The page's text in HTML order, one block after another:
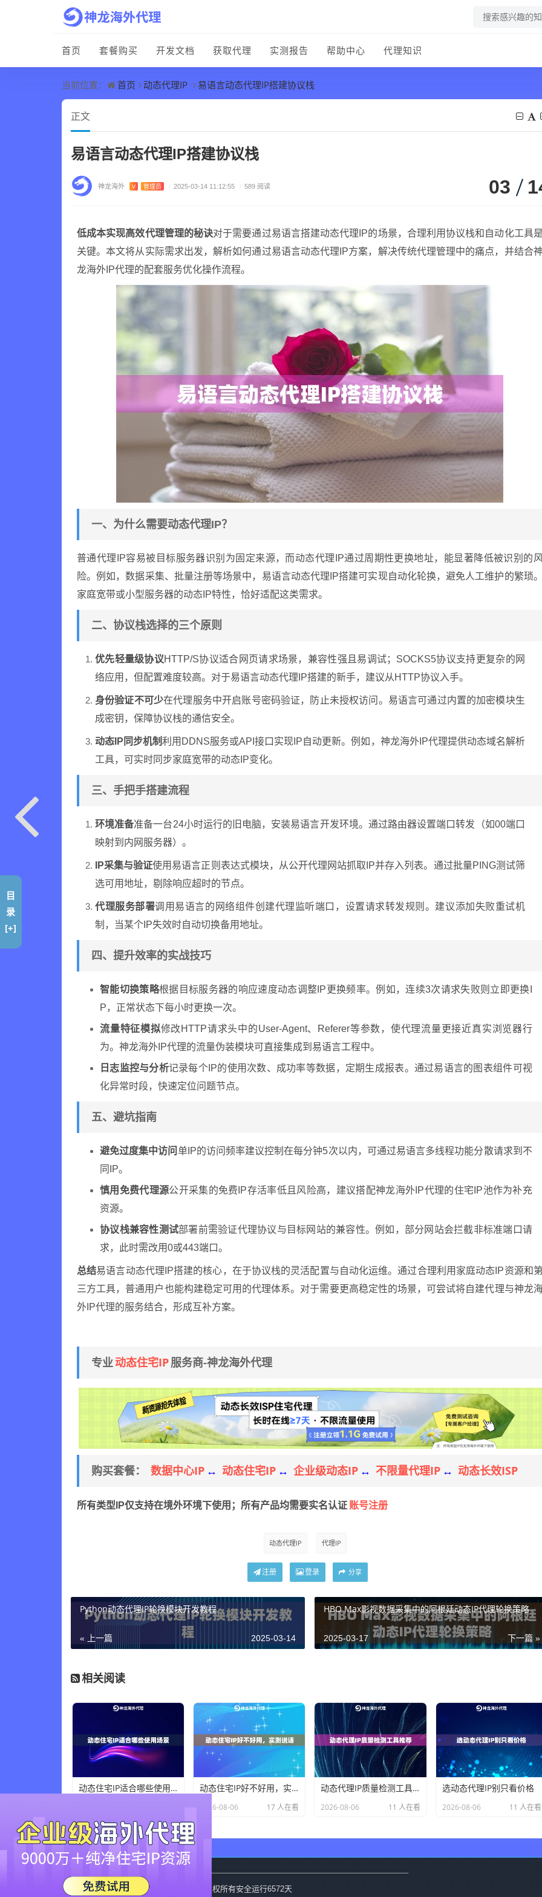
首页 套餐购买 开发文档 获取代理 实测报告 帮助中心 代理知识
当前位置： 首页 动态代理IP 易语言动态代理IP搭建协议栈
正文
易语言动态代理IP搭建协议栈
神龙海外 V 管理员 / 2025-03-14 11:12:55 / 589 阅读 03
低成本实现高效代理管理的秘诀对于需要通过易语言搭建动态代理IP的场景，合理利用协议栈和自动化工具
关键。本文将从实际需求出发，解析如何通过易语言动态代理IP方案，解决传统代理管理中的痛点，并结合
龙海外IP代理的配套服务优化操作流程。
一、为什么需要动态代理IP？
普通代理IP容易被目标服务器识别为固定来源，而动态代理IP通过周期性更换地址，能显著降低被识别的
险。例如，数据采集、批量注册等场景中，易语言动态代理IP搭建可实现自动化轮换，避免人工维护的繁琐
家庭宽带或小型服务器的动态IP特性，恰好适配这类需求。
二、协议栈选择的三个原则
优先轻量级协议HTTP/S协议适合网页请求场景，兼容性强且易调试；SOCKS5协议支持更复杂的网
络应用，但配置难度较高。对于易语言动态代理IP搭建的新手，建议从HTTP协议入手。
身份验证不可少在代理服务中开启账号密码验证，防止未授权访问。易语言可通过内置的加密模块生
成密钥，保障协议栈的通信安全。
动态IP同步机制利用DDNS服务或API接口实现IP自动更新。例如，神龙海外IP代理提供动态域名解析
工具，可实时同步家庭宽带的动态IP变化。
三、手把手搭建流程
环境准备准备一台24小时运行的旧电脑，安装易语言开发环境。通过路由器设置端口转发（如00端口
映射到内网服务器）。
IP采集与验证使用易语言正则表达式模块，从公开代理网站抓取IP并存入列表。通过批量PING测试筛
选可用地址，剔除响应超时的节点。
代理服务部署调用易语言的网络组件创建代理监听端口，设置请求转发规则。建议添加失败重试机
制，当某个IP失效时自动切换备用地址。
四、提升效率的实战技巧
智能切换策略根据目标服务器的响应速度动态调整IP更换频率。例如，连续3次请求失败则立即更换I
P，正常状态下每小时更换一次。
流量特征模拟修改HTTP请求头中的User-Agent、Referer等参数，使代理流量更接近真实浏览器行
为。神龙海外IP代理的流量伪装模块可直接集成到易语言工程中。
日志监控与分析记录每个IP的使用次数、成功率等数据，定期生成报表。通过易语言的图表组件可视
化异常时段，快速定位问题节点。
五、避坑指南
避免过度集中访问 单IP的访问频率建议控制在每分钟5次以内，可通过易语言多线程功能分散请求到不
同IP。
慎用免费代理源公开采集的免费IP存活率低且风险高，建议搭配神龙海外IP代理的住宅IP池作为补充
资源。
协议栈兼容性测试部署前需验证代理协议与目标网站的兼容性。例如，部分网站会拦截非标准端口请
求，此时需改用0或443端口。
总结易语言动态代理IP搭建的核心，在于协议栈的灵活配置与自动化运维。通过合理利用家庭动态IP资源和
三方工具，普通用户也能构建稳定可用的代理体系。对于需要更高稳定性的场景，可尝试将自建代理与神龙
外IP代理的服务结合，形成互补方案。
专业 动态住宅IP 服务商-神龙海外代理
购买套餐： 数据中心IP ↔ 动态住宅IP ↔ 企业级动态IP ↔ 不限量代理IP ↔ 动态长效ISP
所有类型IP仅支持在境外环境下使用；所有产品均需要实名认证账号注册
动态代理IP 代理IP
注册 登录 分享
Python动态代理IP轮换模块开发教程
« 上一篇 2025-03-14
HBO Max影视数据采集中的阿根廷动态IP代理轮换策略
下一篇 »
2025-03-17
相关阅读
动态住宅IP适合哪些使用场景 动态住宅IP好不好用，实测说话
2026-08-06 17 人在看
动态代理IP质量检测工具推荐
2026-08-06 11 人在看
选动态代理IP别只看价格
2026-08-06 11 人在看
目
录
[+]
Copyright 2015-2019 神龙海外动态IP 版权所有安全运行6572天